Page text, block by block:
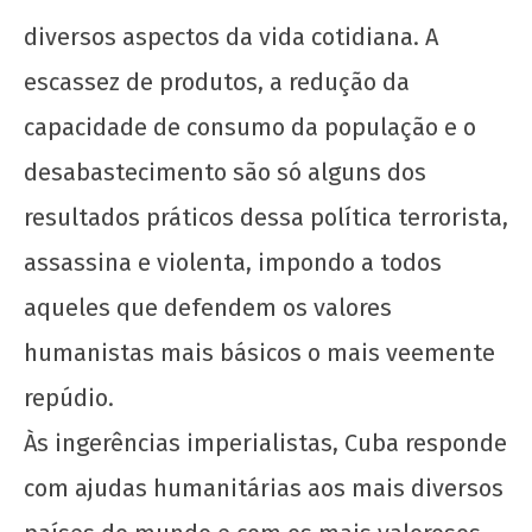
diversos aspectos da vida cotidiana. A
escassez de produtos, a redução da
capacidade de consumo da população e o
desabastecimento são só alguns dos
resultados práticos dessa política terrorista,
assassina e violenta, impondo a todos
aqueles que defendem os valores
humanistas mais básicos o mais veemente
repúdio.
Às ingerências imperialistas, Cuba responde
com ajudas humanitárias aos mais diversos